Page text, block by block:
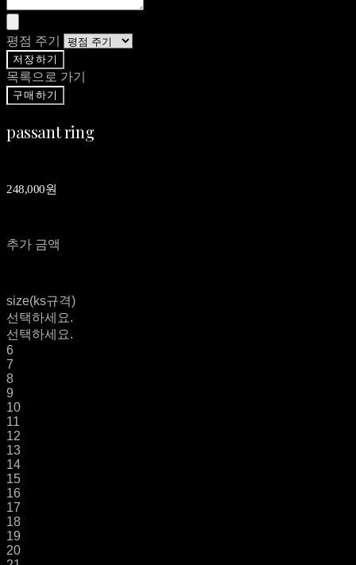
평점 주기
저장하기
목록으로 가기
구매하기
passant ring
248,000원
추가 금액
size(ks규격)
선택하세요.
선택하세요.
6
7
8
9
10
11
12
13
14
15
16
17
18
19
20